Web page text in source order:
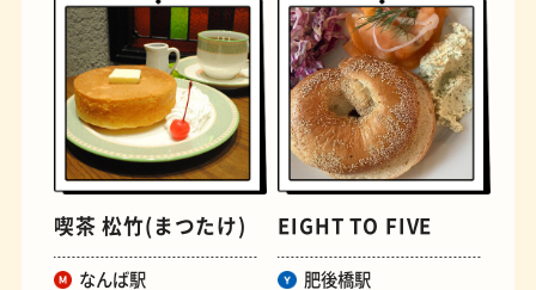
文房具 おにぎり
喫茶 松竹(まつたけ)
なんば駅
EIGHT TO FIVE
肥後橋駅